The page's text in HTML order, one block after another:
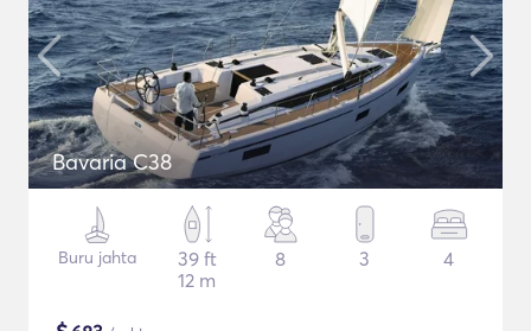
Bavaria C38
Buru jahta
39 ft
12 m
8 3 4